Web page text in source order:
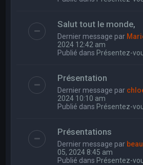
Salut tout le monde,
Dernier message par
2024 12:42 am
Publié dans Présentez-
Présentation
Dernier message par
2024 10:10 am
Publié dans Présentez-
Présentations
Dernier message par
05, 2024 8:45 am
Publié dans Présentez-